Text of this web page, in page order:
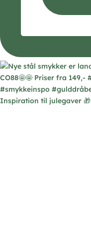
Inspiration til julegaver 🎁